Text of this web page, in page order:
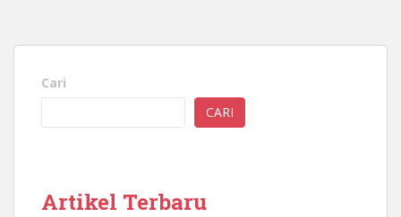
Cari
CARI
Artikel Terbaru